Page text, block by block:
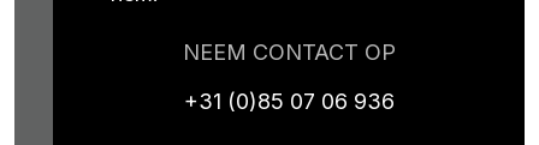
NEEM CONTACT OP
+31 (0)85 07 06 936